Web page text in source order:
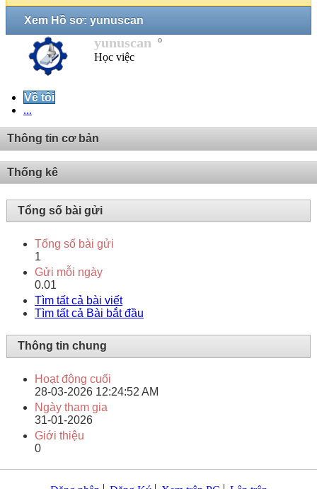
Xem Hồ sơ: yunuscan
yunuscan
Học việc
Về tôi
...
Thông tin cơ bản
Thống kê
Tổng số bài gửi
Tổng số bài gửi
1
Gửi mỗi ngày
0.01
Tìm tất cả bài viết
Tìm tất cả Bài bắt đầu
Thông tin chung
Hoạt động cuối
28-03-2026 12:24:52 AM
Ngày tham gia
31-01-2026
Giới thiệu
0